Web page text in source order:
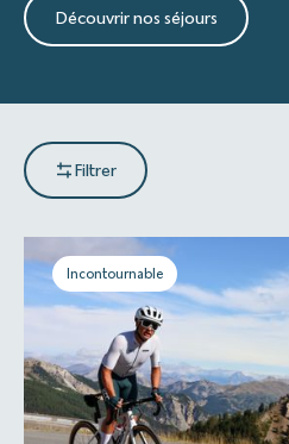
Découvrir nos séjours
Filtrer
Incontournable